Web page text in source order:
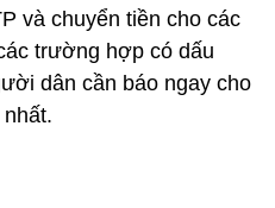
và chuyển tiền cho các
trường hợp có dấu
dân cần báo ngay cho